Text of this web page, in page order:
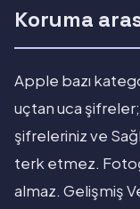
Koruma
Apple bazı
uçtan uca
şifreleriniz ve
terk etmez.
almaz. Gelişmiş